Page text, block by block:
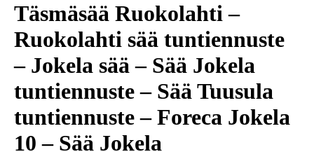
Täsmäsää Ruokolahti –
Ruokolahti sää tuntiennuste
– Jokela sää – Sää Jokela
tuntiennuste – Sää Tuusula
tuntiennuste – Foreca Jokela
10 – Sää Jokela